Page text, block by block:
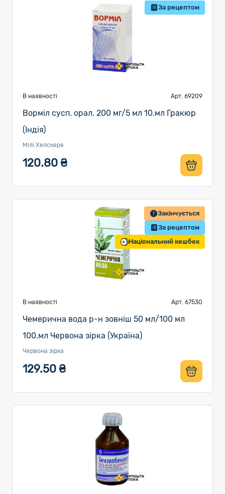
За рецептом
В наявності Арт. 69209
Ворміл сусп. орал. 200 мг/5 мл 10.мл Гракюр
(Індія)
Мілі Хелскере
120.80 ₴
Закінчується
За рецептом
Національний кешбек
В наявності Арт. 67530
Чемерична вода р-н зовніш 50 мл/100 мл
100.мл Червона зірка (Україна)
Червона зірка
129.50 ₴